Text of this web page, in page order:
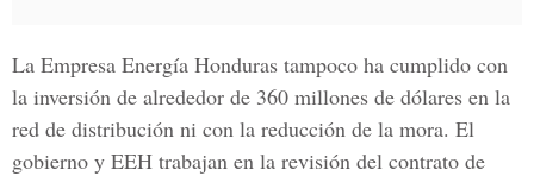
La Empresa Energía Honduras tampoco ha cumplido con
la inversión de alrededor de 360 millones de dólares en la
red de distribución ni con la reducción de la mora. El
gobierno y EEH trabajan en la revisión del contrato de